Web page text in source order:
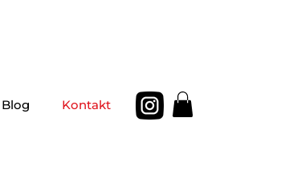
Blog Kontakt